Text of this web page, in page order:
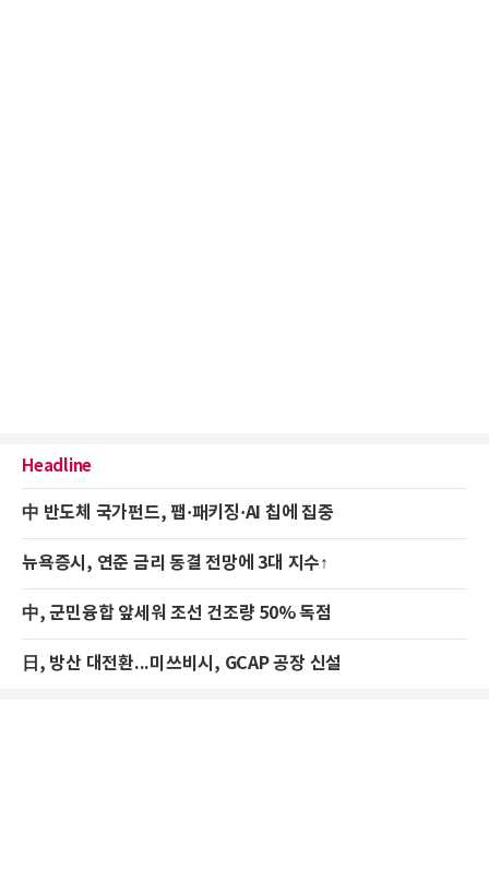
Headline
中 반도체 국가펀드, 팹·패키징·AI 칩에 집중
뉴욕증시, 연준 금리 동결 전망에 3대 지수↑
中, 군민융합 앞세워 조선 건조량 50% 독점
日, 방산 대전환...미쓰비시, GCAP 공장 신설